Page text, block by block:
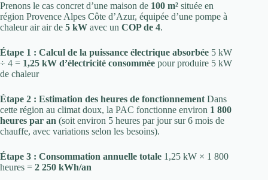
Prenons le cas concret d’une maison de 100 m² située en
région Provence Alpes Côte d’Azur, équipée d’une pompe à
chaleur air air de 5 kW avec un COP de 4.
Étape 1 : Calcul de la puissance électrique absorbée 5 kW
÷ 4 = 1,25 kW d’électricité consommée pour produire 5 kW
de chaleur
Étape 2 : Estimation des heures de fonctionnement Dans
cette région au climat doux, la PAC fonctionne environ 1 800
heures par an (soit environ 5 heures par jour sur 6 mois de
chauffe, avec variations selon les besoins).
Étape 3 : Consommation annuelle totale 1,25 kW × 1 800
heures = 2 250 kWh/an